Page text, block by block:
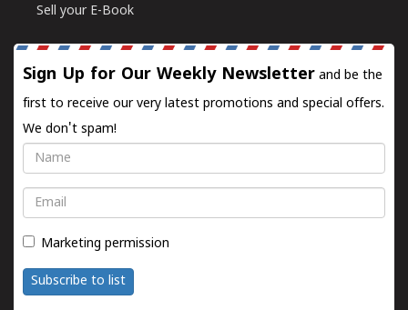
Sell your E-Book
Sign Up for Our Weekly Newsletter and be the
first to receive our very latest promotions and special offers.
We don't spam!
Name
Email
Marketing permission
Subscribe to list